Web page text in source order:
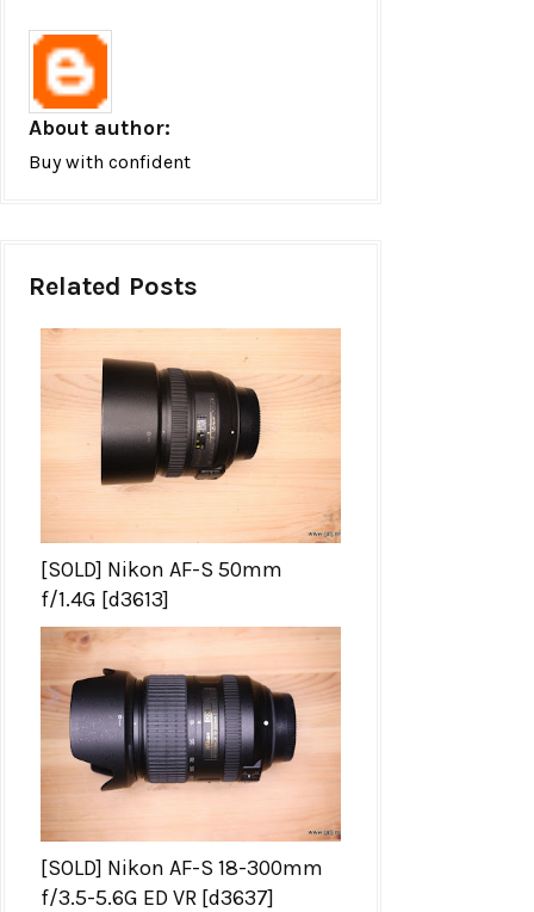
About author:
Buy with confident
Related Posts
[SOLD] Nikon AF-S 50mm
f/1.4G [d3613]
[SOLD] Nikon AF-S 18-300mm
f/3.5-5.6G ED VR [d3637]